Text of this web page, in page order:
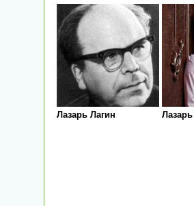
Лазарь Лагин